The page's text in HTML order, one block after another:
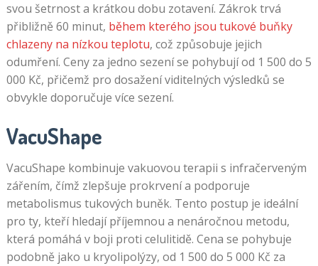
svou šetrnost a krátkou dobu zotavení. Zákrok trvá
přibližně 60 minut, během kterého jsou tukové buňky
chlazeny na nízkou teplotu, což způsobuje jejich
odumření. Ceny za jedno sezení se pohybují od 1 500 do 5
000 Kč, přičemž pro dosažení viditelných výsledků se
obvykle doporučuje více sezení.
VacuShape
VacuShape kombinuje vakuovou terapii s infračerveným
zářením, čímž zlepšuje prokrvení a podporuje
metabolismus tukových buněk. Tento postup je ideální
pro ty, kteří hledají příjemnou a nenáročnou metodu,
která pomáhá v boji proti celulitidě. Cena se pohybuje
podobně jako u kryolipolýzy, od 1 500 do 5 000 Kč za